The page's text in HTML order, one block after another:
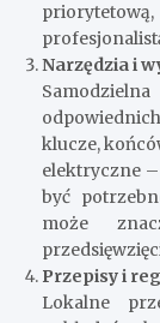
priorytetową,
Narzędzia i
klucze,
elektryczne
być
może
Przepisy i
Lokalne